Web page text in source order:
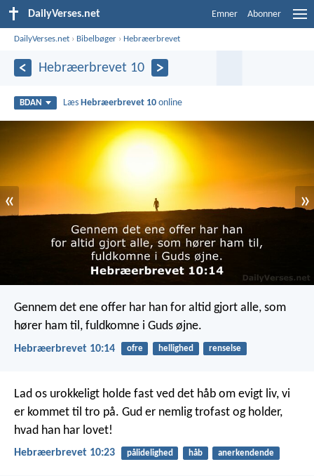
DailyVerses.net Emner Abonner
DailyVerses.net › Bibelbøger › Hebræerbrevet
Hebræerbrevet 10
BDAN Læs Hebræerbrevet 10 online
« »
Gennem det ene offer har han for altid gjort alle, som
hører ham til, fuldkomne i Guds øjne.
Hebræerbrevet 10:14 ofre hellighed renselse
Lad os urokkeligt holde fast ved det håb om evigt liv, vi
er kommet til tro på. Gud er nemlig trofast og holder,
hvad han har lovet!
Hebræerbrevet 10:23 pålidelighed håb anerkendende